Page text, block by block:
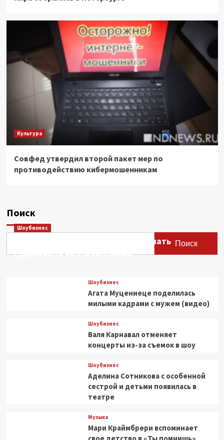
Культура
Совфед утвердил второй пакет мер по
противодействию кибермошенникам
Поиск
Поиск
Шоубизнес
Этери Тутберидзе заявила, что мать
сравнивала ее с животными
Шоубизнес
Агата Муцениеце поделилась
милыми кадрами с мужем (видео)
Шоубизнес
Валя Карнавал отменяет
концерты из-за съемок в шоу
Шоубизнес
Аделина Сотникова с особенной
сестрой и детьми появилась в
театре
Музыка
Мари Краймбрери вспоминает